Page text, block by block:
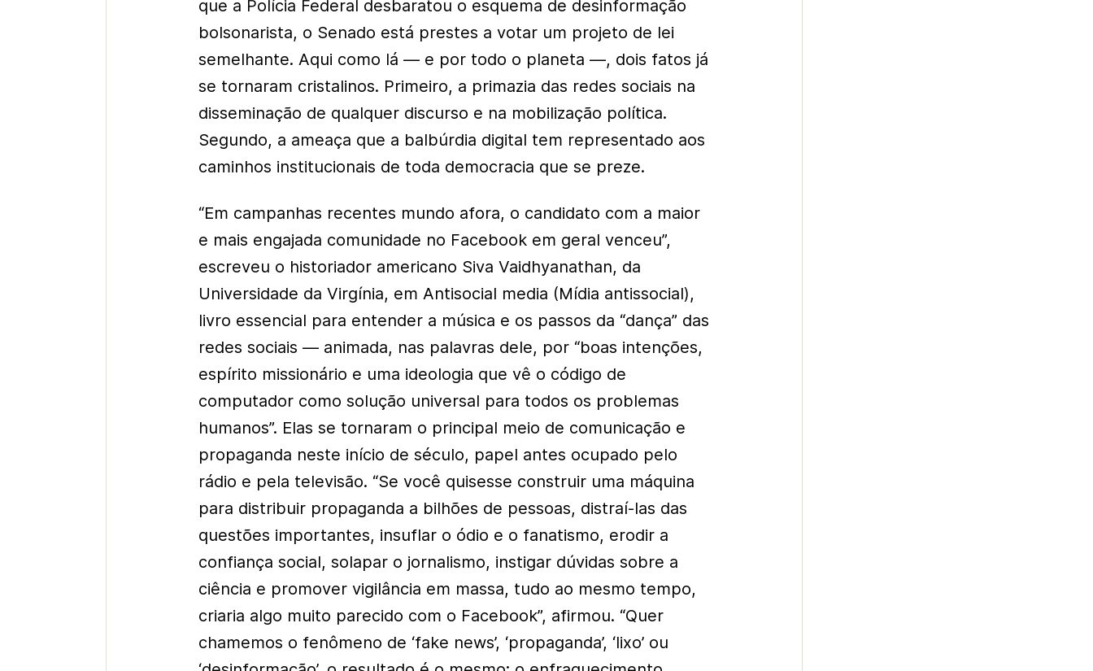
que a Polícia Federal desbaratou o esquema de desinformação
bolsonarista, o Senado está prestes a votar um projeto de lei
semelhante. Aqui como lá — e por todo o planeta —, dois fatos já
se tornaram cristalinos. Primeiro, a primazia das redes sociais na
disseminação de qualquer discurso e na mobilização política.
Segundo, a ameaça que a balbúrdia digital tem representado aos
caminhos institucionais de toda democracia que se preze.
“Em campanhas recentes mundo afora, o candidato com a maior
e mais engajada comunidade no Facebook em geral venceu”,
escreveu o historiador americano Siva Vaidhyanathan, da
Universidade da Virgínia, em Antisocial media (Mídia antissocial),
livro essencial para entender a música e os passos da “dança” das
redes sociais — animada, nas palavras dele, por “boas intenções,
espírito missionário e uma ideologia que vê o código de
computador como solução universal para todos os problemas
humanos”. Elas se tornaram o principal meio de comunicação e
propaganda neste início de século, papel antes ocupado pelo
rádio e pela televisão. “Se você quisesse construir uma máquina
para distribuir propaganda a bilhões de pessoas, distraí-las das
questões importantes, insuflar o ódio e o fanatismo, erodir a
confiança social, solapar o jornalismo, instigar dúvidas sobre a
ciência e promover vigilância em massa, tudo ao mesmo tempo,
criaria algo muito parecido com o Facebook”, afirmou. “Quer
chamemos o fenômeno de ‘fake news’, ‘propaganda’, ‘lixo’ ou